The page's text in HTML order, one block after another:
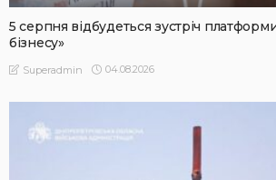
5 серпня відбудеться зустріч
бізнесу»
Superadmin 04.08.2026